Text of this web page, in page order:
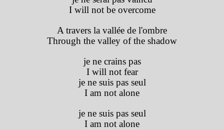
I will not be overcome
A travers la vallée de l'ombre
Through the valley of the shadow
je ne crains pas
I will not fear
je ne suis pas seul
I am not alone
je ne suis pas seul
I am not alone